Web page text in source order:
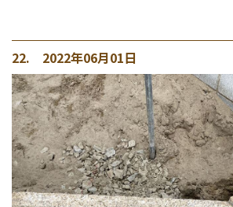
22. 2022年06月01日